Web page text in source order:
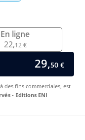
En ligne
22,12 €
29,50 €
des fins commerciales, est
- Editions ENI